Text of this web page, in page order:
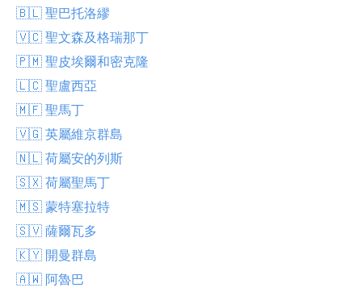
🇧🇱 聖巴托洛繆
🇻🇨 聖文森及格瑞那丁
🇵🇲 聖皮埃爾和密克隆
🇱🇨 聖盧西亞
🇲🇫 聖馬丁
🇻🇬 英屬維京群島
🇳🇱 荷屬安的列斯
🇸🇽 荷屬聖馬丁
🇲🇸 蒙特塞拉特
🇸🇻 薩爾瓦多
🇰🇾 開曼群島
🇦🇼 阿魯巴